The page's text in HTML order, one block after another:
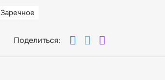
Заречное
Поделиться: